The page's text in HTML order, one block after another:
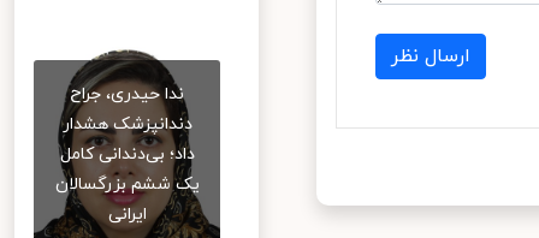
ارسال نظر
ندا حیدری، جراح
دندانپزشک هشدار
داد؛ بی‌دندانی کامل
یک ششم بزرگسالان
ایرانی